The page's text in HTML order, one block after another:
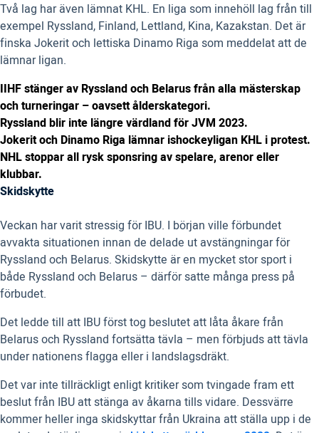
Två lag har även lämnat KHL. En liga som innehöll lag från till
exempel Ryssland, Finland, Lettland, Kina, Kazakstan. Det är
finska Jokerit och lettiska Dinamo Riga som meddelat att de
lämnar ligan.
IIHF stänger av Ryssland och Belarus från alla mästerskap
och turneringar – oavsett ålderskategori.
Ryssland blir inte längre värdland för JVM 2023.
Jokerit och Dinamo Riga lämnar ishockeyligan KHL i protest.
NHL stoppar all rysk sponsring av spelare, arenor eller
klubbar.
Skidskytte
Veckan har varit stressig för IBU. I början ville förbundet
avvakta situationen innan de delade ut avstängningar för
Ryssland och Belarus. Skidskytte är en mycket stor sport i
både Ryssland och Belarus – därför satte många press på
förbudet.
Det ledde till att IBU först tog beslutet att låta åkare från
Belarus och Ryssland fortsätta tävla – men förbjuds att tävla
under nationens flagga eller i landslagsdräkt.
Det var inte tillräckligt enligt kritiker som tvingade fram ett
beslut från IBU att stänga av åkarna tills vidare. Dessvärre
kommer heller inga skidskyttar från Ukraina att ställa upp i de